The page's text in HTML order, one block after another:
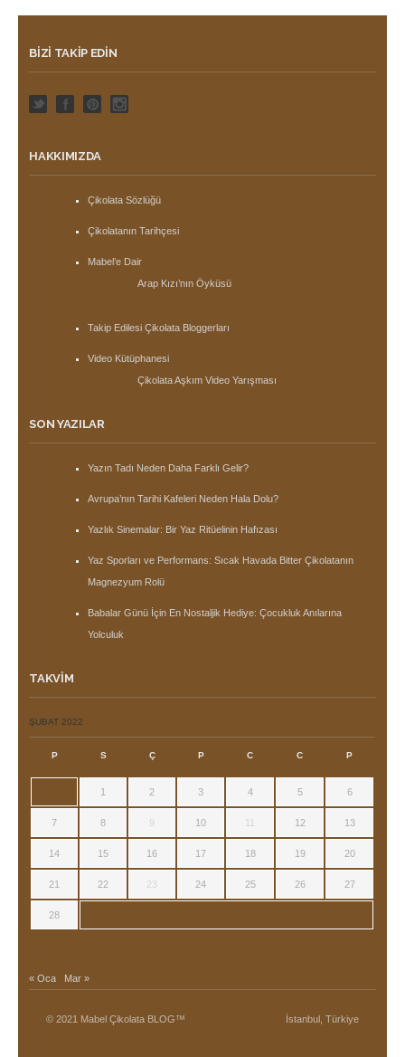
BIZI TAKIP EDIN
HAKKIMIZDA
Çikolata Sözlüğü
Çikolatanın Tarihçesi
Mabel’e Dair
Arap Kızı’nın Öyküsü
Takip Edilesi Çikolata Bloggerları
Video Kütüphanesi
Çikolata Aşkım Video Yarışması
SON YAZILAR
Yazın Tadı Neden Daha Farklı Gelir?
Avrupa’nın Tarihi Kafeleri Neden Hala Dolu?
Yazlık Sinemalar: Bir Yaz Ritüelinin Hafızası
Yaz Sporları ve Performans: Sıcak Havada Bitter Çikolatanın
Magnezyum Rolü
Babalar Günü İçin En Nostaljik Hediye: Çocukluk Anılarına
Yolculuk
TAKVIM
ŞUBAT 2022
P S Ç P C C P
1 2 3 4 5 6
7 8 9 10 11 12 13
14 15 16 17 18 19 20
21 22 23 24 25 26 27
28
« Oca Mar »
© 2021 Mabel Çikolata BLOG™ İstanbul, Türkiye